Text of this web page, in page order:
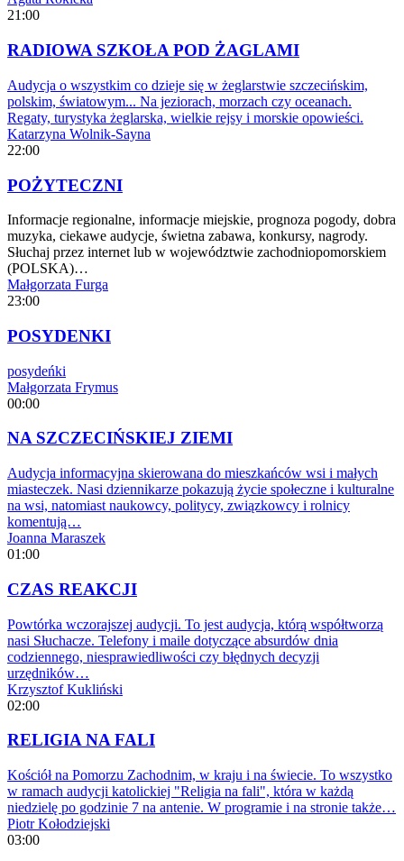
21:00
RADIOWA SZKOŁA POD ŻAGLAMI
Audycja o wszystkim co dzieje się w żeglarstwie szczecińskim,
polskim, światowym... Na jeziorach, morzach czy oceanach.
Regaty, turystyka żeglarska, wielkie rejsy i morskie opowieści.
Katarzyna Wolnik-Sayna
22:00
POŻYTECZNI
Informacje regionalne, informacje miejskie, prognoza pogody, dobra
muzyka, ciekawe audycje, świetna zabawa, konkursy, nagrody.
Słuchaj przez internet lub w województwie zachodniopomorskiem
(POLSKA)…
Małgorzata Furga
23:00
POSYDENKI
posydeńki
Małgorzata Frymus
00:00
NA SZCZECIŃSKIEJ ZIEMI
Audycja informacyjna skierowana do mieszkańców wsi i małych
miasteczek. Nasi dziennikarze pokazują życie społeczne i kulturalne
na wsi, natomiast naukowcy, politycy, związkowcy i rolnicy
komentują…
Joanna Maraszek
01:00
CZAS REAKCJI
Powtórka wczorajszej audycji. To jest audycja, którą współtworzą
nasi Słuchacze. Telefony i maile dotyczące absurdów dnia
codziennego, niesprawiedliwości czy błędnych decyzji
urzędników…
Krzysztof Kukliński
02:00
RELIGIA NA FALI
Kościół na Pomorzu Zachodnim, w kraju i na świecie. To wszystko
w ramach audycji katolickiej "Religia na fali", która w każdą
niedzielę po godzinie 7 na antenie. W programie i na stronie także…
Piotr Kołodziejski
03:00